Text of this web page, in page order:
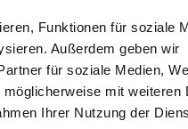
Funktionen für soziale
Außerdem geben wir
für soziale Medien,
mit weiteren
Ihrer Nutzung der